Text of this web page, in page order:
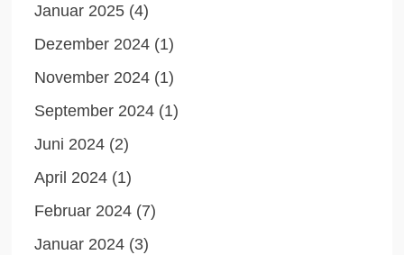
Januar 2025 (4)
Dezember 2024 (1)
November 2024 (1)
September 2024 (1)
Juni 2024 (2)
April 2024 (1)
Februar 2024 (7)
Januar 2024 (3)